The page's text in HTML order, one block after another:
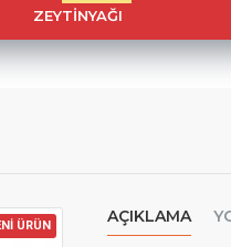
ZEYTINYAĞI
ÜRÜN AÇIKLAMA